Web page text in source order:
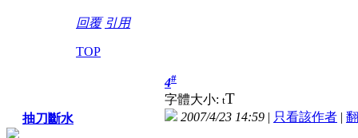
回覆 引用
TOP
抽刀斷水
4#
字體大小: tT
2007/4/23 14:59 | 只看該作者 |